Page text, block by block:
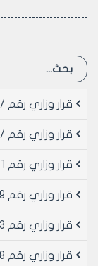
قرار وزاري رقم /111/آ لعام 2019
قرار وزاري رقم /650/ق لعام 2019
قرار وزاري رقم 1781 لعام 2010
قرار وزاري رقم 139ن لعام 2009
قرار وزاري رقم 23ن لعام 2009
قرار وزاري رقم 28ن لعام 2009